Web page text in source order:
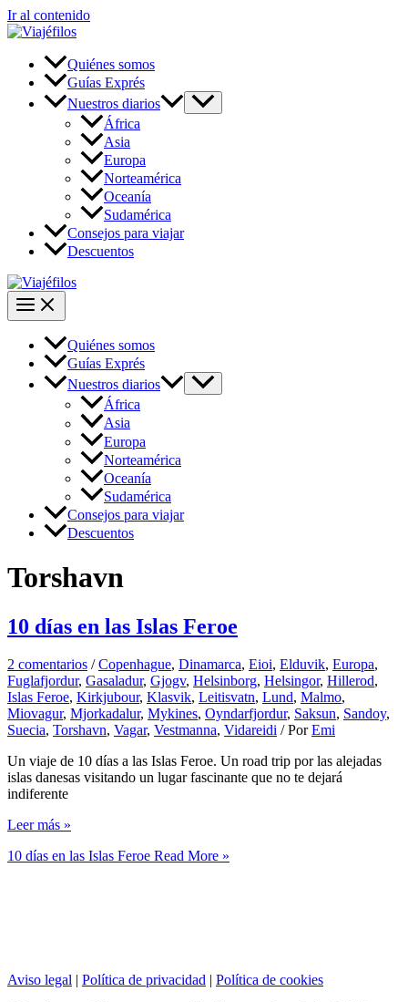
Ir al contenido
Quiénes somos
Guías Exprés
Nuestros diarios
África
Asia
Europa
Norteamérica
Oceanía
Sudamérica
Consejos para viajar
Descuentos
Quiénes somos
Guías Exprés
Nuestros diarios
África
Asia
Europa
Norteamérica
Oceanía
Sudamérica
Consejos para viajar
Descuentos
Torshavn
10 días en las Islas Feroe
2 comentarios /Copenhague, Dinamarca, Eioi, Elduvik, Europa,
Fuglafjordur, Gasaladur, Gjogv, Helsinborg, Helsingor, Hillerod,
Islas Feroe, Kirkjubour, Klasvik, Leitisvatn, Lund, Malmo,
Miovagur, Mjorkadalur, Mykines, Oyndarfjordur, Saksun, Sandoy,
Suecia, Torshavn, Vagar, Vestmanna, Vidareidi / PorEmi
Un viaje de 10 días a las Islas Feroe. Un road trip por las alejadas
islas danesas visitando un lugar fascinante que no te dejará
indiferente
Leer más »
10 días en las Islas Feroe Read More »
Aviso legal Política de privacidad
Política de cookies